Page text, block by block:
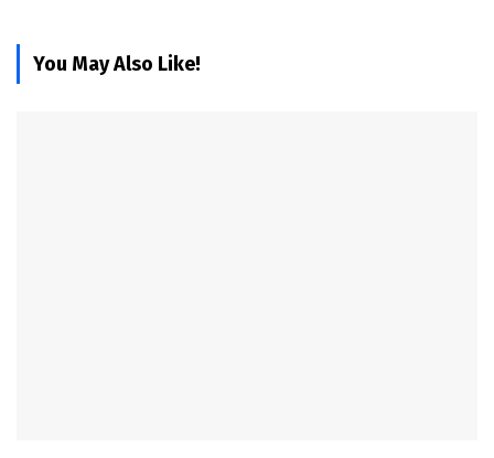
You May Also Like!